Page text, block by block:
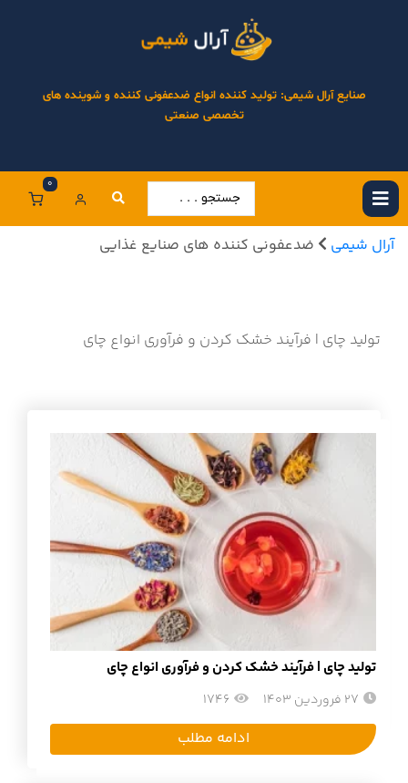
صنایع آرال شیمی: تولید کننده انواع ضدعفونی کننده و شوینده های
تخصصی صنعتی
0
آرال شیمی ضدعفونی کننده های صنایع غذایی
تولید چای | فرآیند خشک کردن و فرآوری انواع چای
تولید چای | فرآیند خشک کردن و فرآوری انواع چای
27 فروردین 1403 1746
ادامه مطلب